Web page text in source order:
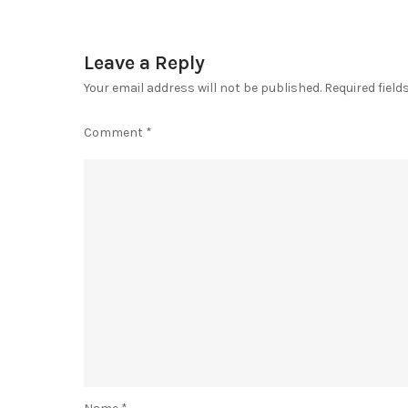
Leave a Reply
Your email address will not be published. Required
Comment *